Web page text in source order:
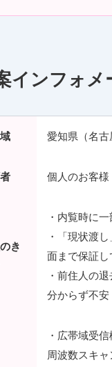
インフォメ
愛知県（名古
個人のお客様
き
・内覧時に
・「現状渡
面まで保証し
・前住人の
分からず不安
・広帯域受
周波数スキャ